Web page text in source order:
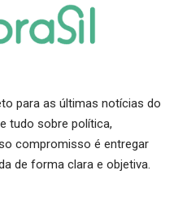
para as últimas notícias do
tudo sobre política,
compromisso é entregar
de forma clara e objetiva.